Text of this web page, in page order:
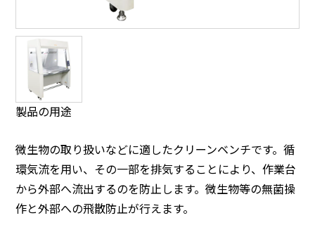
製品の用途
微生物の取り扱いなどに適したクリーンベンチです。循
環気流を用い、その一部を排気することにより、作業台
から外部へ流出するのを防止します。微生物等の無菌操
作と外部への飛散防止が行えます。